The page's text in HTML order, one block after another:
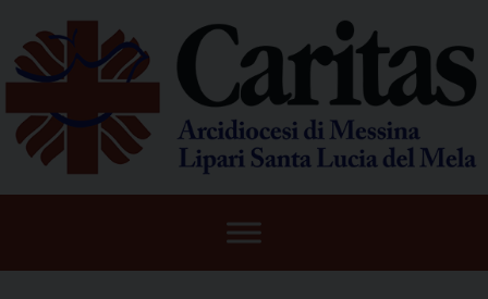
content